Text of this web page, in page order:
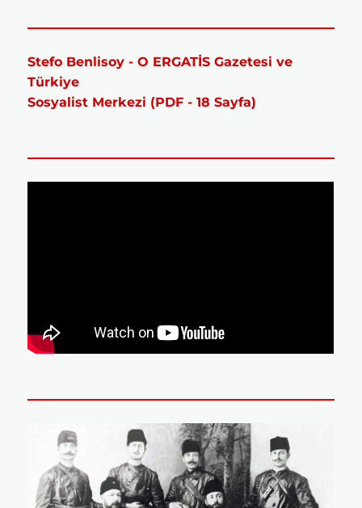
Stefo Benlisoy - O ERGATİS Gazetesi ve
Türkiye
Sosyalist Merkezi (PDF - 18 Sayfa)